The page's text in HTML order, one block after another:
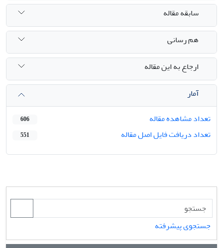
سابقه مقاله
هم رسانی
ارجاع به این مقاله
آمار
تعداد مشاهده مقاله
606
تعداد دریافت فایل اصل مقاله 551
جستجوی پیشرفته